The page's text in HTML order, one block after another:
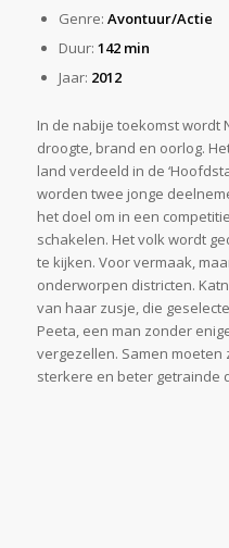
Genre: Avontuur/Actie
Duur: 142 min
Jaar: 2012
In de nabije toekomst wordt
droogte, brand en oorlog.
land verdeeld in de
worden twee jonge
het doel om in een
schakelen. Het volk wordt
te kijken. Voor vermaak,
onderworpen districten.
van haar zusje, die
Peeta, een man zonder
vergezellen. Samen
sterkere en beter getrainde